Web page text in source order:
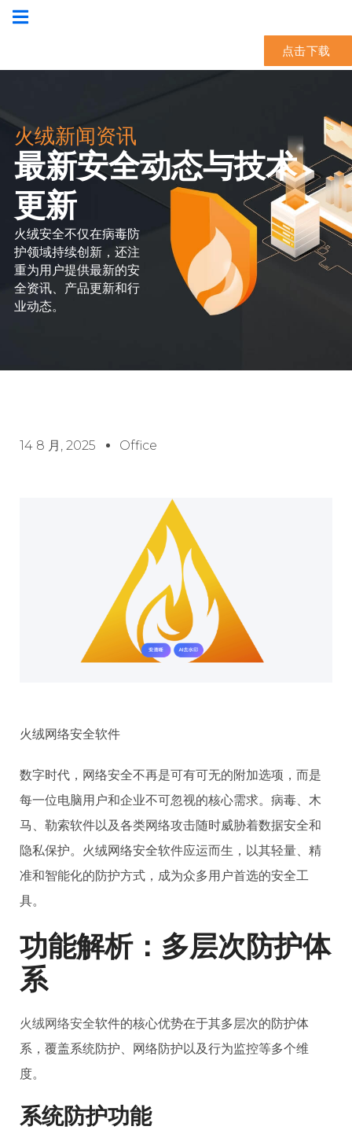
点击下载
火绒新闻资讯
最新安全动态与技术
更新
火绒安全不仅在病毒防
护领域持续创新，还注
重为用户提供最新的安
全资讯、产品更新和行
业动态。
14 8 月, 2025 Office
火绒网络安全软件
数字时代，网络安全不再是可有可无的附加选项，而是
每一位电脑用户和企业不可忽视的核心需求。病毒、木
马、勒索软件以及各类网络攻击随时威胁着数据安全和
隐私保护。火绒网络安全软件应运而生，以其轻量、精
准和智能化的防护方式，成为众多用户首选的安全工
具。
功能解析：多层次防护体
系
火绒网络安全软件的核心优势在于其多层次的防护体
系，覆盖系统防护、网络防护以及行为监控等多个维
度。
系统防护功能